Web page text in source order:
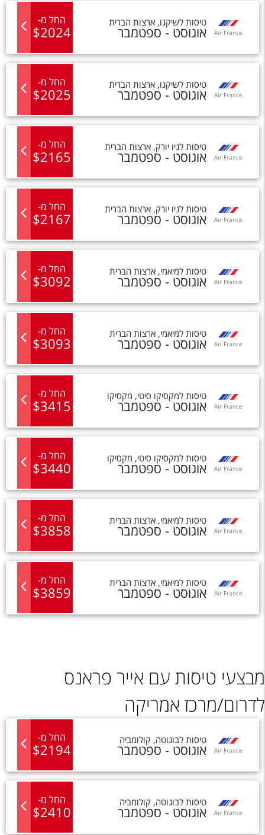
Air France
טיסות לשיקגו, ארצות הברית
אוגוסט - ספטמבר
החל מ-
$2024
Air France
טיסות לשיקגו, ארצות הברית
אוגוסט - ספטמבר
החל מ-
$2025
Air France
טיסות לניו יורק, ארצות הברית
אוגוסט - ספטמבר
החל מ-
$2165
Air France
טיסות לניו יורק, ארצות הברית
אוגוסט - ספטמבר
החל מ-
$2167
Air France
טיסות למיאמי, ארצות הברית
אוגוסט - ספטמבר
החל מ-
$3092
Air France
טיסות למיאמי, ארצות הברית
אוגוסט - ספטמבר
החל מ-
$3093
Air France
טיסות למקסיקו סיטי, מקסיקו
אוגוסט - ספטמבר
החל מ-
$3415
Air France
טיסות למקסיקו סיטי, מקסיקו
אוגוסט - ספטמבר
החל מ-
$3440
Air France
טיסות למיאמי, ארצות הברית
אוגוסט - ספטמבר
החל מ-
$3858
Air France
טיסות למיאמי, ארצות הברית
אוגוסט - ספטמבר
החל מ-
$3859
מבצעי טיסות עם אייר פראנס
לדרום/מרכז אמריקה
Air France
טיסות לבוגוטה, קולומביה
אוגוסט - ספטמבר
החל מ-
$2194
Air France
טיסות לבוגוטה, קולומביה
אוגוסט - ספטמבר
החל מ-
$2410